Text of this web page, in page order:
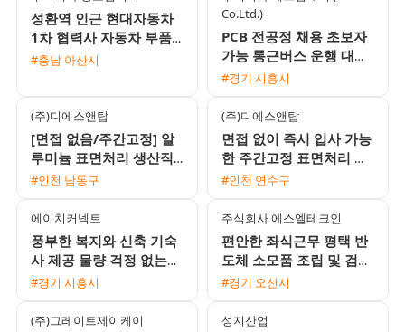
성환역 인근 현대자동차
1차 협력사 자동차 부품
육안검사 및 생산직 모집
#충남 아산시
Co.Ltd.)
PCB 전공정 채용 초보자
가능 통근버스 운행 대기
업 1차 협력사
#경기 시흥시
(주)디에스앤탑
[면접 없음/주간고정] 알
루미늄 표면처리 생산직
모집 (시급 10520원 / 주
#인천 남동구
(주)디에스앤탑
면접 없이 즉시 입사 가능
한 주간고정 표면처리 생
산직 모집 (시급 10520원
#인천 연수구
에이치커넥트
풍부한 복지와 신축 기숙
사 제공 물량 걱정 없는
전자부품 생산직 모집
#경기 시흥시
주식회사 에스엘테크인
편안한 좌식근무 평택 반
도체 소모품 조립 및 검사
주간고정 채용 상여120%
#경기 오산시
(주)그레이트제이케이 성지산업